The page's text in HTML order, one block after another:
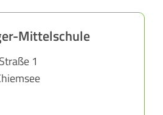
Mittelschule
1